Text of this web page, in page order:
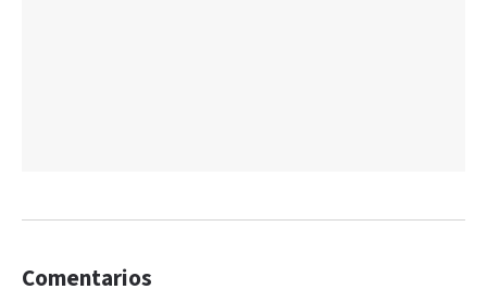
Comentarios